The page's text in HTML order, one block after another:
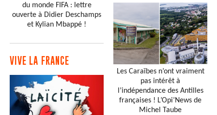
du monde FIFA : lettre
ouverte à Didier Deschamps
et Kylian Mbappé !
VIVE LA FRANCE
Les Caraïbes n’ont vraiment
pas intérêt à
l’indépendance des Antilles
françaises ! L’Opi’News de
Michel Taube